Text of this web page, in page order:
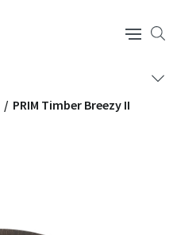
PRIM Timber Breezy II